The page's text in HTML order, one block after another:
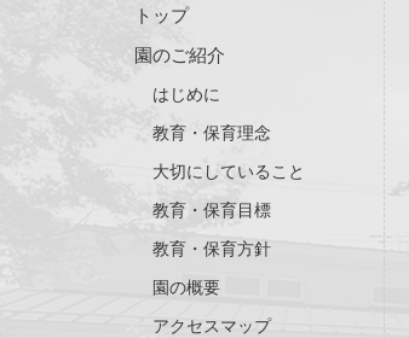
トップ
園のご紹介
はじめに
教育・保育理念
大切にしていること
教育・保育目標
教育・保育方針
園の概要
アクセスマップ